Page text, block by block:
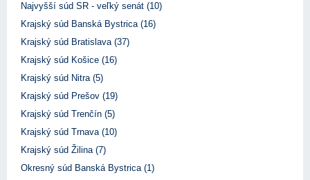
Najvyšší súd SR - veľký senát (10)
Krajský súd Banská Bystrica (16)
Krajský súd Bratislava (37)
Krajský súd Košice (16)
Krajský súd Nitra (5)
Krajský súd Prešov (19)
Krajský súd Trenčín (5)
Krajský súd Trnava (10)
Krajský súd Žilina (7)
Okresný súd Banská Bystrica (1)